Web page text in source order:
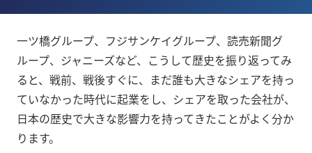
一ツ橋グループ、フジサンケイグループ、読売新聞グ
ループ、ジャニーズなど、こうして歴史を振り返ってみ
ると、戦前、戦後すぐに、まだ誰も大きなシェアを持っ
ていなかった時代に起業をし、シェアを取った会社が、
日本の歴史で大きな影響力を持ってきたことがよく分か
ります。